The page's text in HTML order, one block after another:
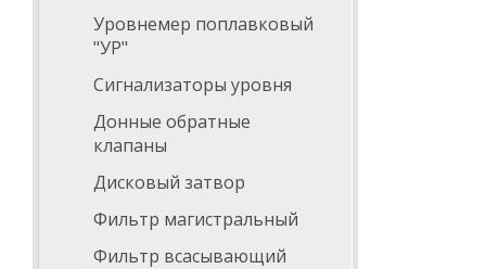
Уровнемер поплавковый
"УР"
Сигнализаторы уровня
Донные обратные
клапаны
Дисковый затвор
Фильтр магистральный
Фильтр всасывающий